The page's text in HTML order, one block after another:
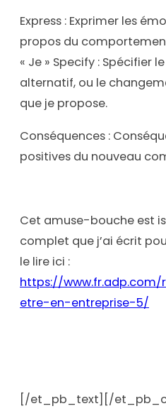
Express : Exprimer les
propos du
« Je » Specify : Spécifier
alternatif, ou le
que je propose.
Conséquences :
positives du nouveau
Cet amuse-bouche est
complet que j’ai écrit
le lire ici :
https://
etre-en-entreprise-5/
[/et_pb_text][/